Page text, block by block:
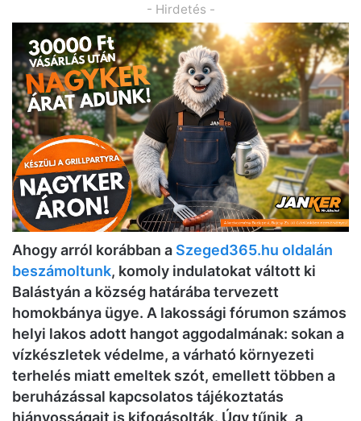
- Hirdetés -
Ahogy arról korábban a Szeged365.hu oldalán
beszámoltunk, komoly indulatokat váltott ki
Balástyán a község határába tervezett
homokbánya ügye. A lakossági fórumon számos
helyi lakos adott hangot aggodalmának: sokan a
vízkészletek védelme, a várható környezeti
terhelés miatt emeltek szót, emellett többen a
beruházással kapcsolatos tájékoztatás
hiányosságait is kifogásolták. Úgy tűnik, a